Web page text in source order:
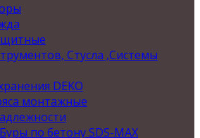
Стусла ,Системы
DEKO
монтажные
по бетону SDS-MAX